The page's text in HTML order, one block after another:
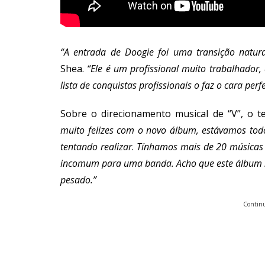
“A entrada de Doogie foi uma transição
Shea. “Ele é um profissional muito
lista de conquistas profissionais o faz o cara
Sobre o direcionamento musical de “V”, o
muito felizes com o novo álbum, estávamos
tentando realizar. Tínhamos mais de 20
incomum para uma banda. Acho que este
pesado.”